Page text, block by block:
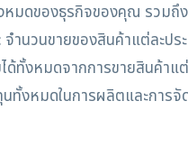
มดของธุรกิจของคุณ รวมถึ
จำนวนขายของสินค้าแต่ละปร
ด้ทั้งหมดจากการขายสินค้าแ
ทั้งหมดในการผลิตและการจั